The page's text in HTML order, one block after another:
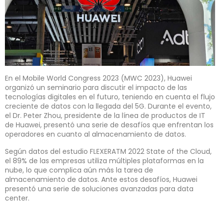
En el Mobile World Congress 2023 (MWC 2023), Huawei
organizó un seminario para discutir el impacto de las
tecnologías digitales en el futuro, teniendo en cuenta el flujo
creciente de datos con la llegada del 5G. Durante el evento,
el Dr. Peter Zhou, presidente de la línea de productos de IT
de Huawei, presentó una serie de desafíos que enfrentan los
operadores en cuanto al almacenamiento de datos.
Según datos del estudio FLEXERATM 2022 State of the Cloud,
el 89% de las empresas utiliza múltiples plataformas en la
nube, lo que complica aún más la tarea de
almacenamiento de datos. Ante estos desafíos, Huawei
presentó una serie de soluciones avanzadas para data
center.